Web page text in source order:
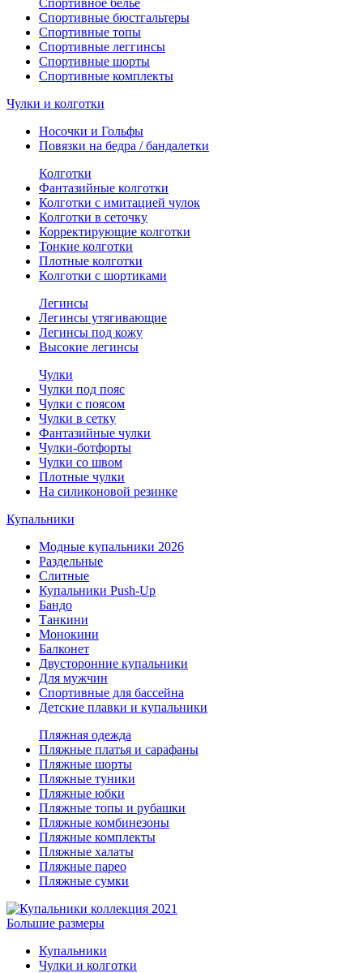
Спортивное белье
Спортивные бюстгальтеры
Спортивные топы
Спортивные леггинсы
Спортивные шорты
Спортивные комплекты
Чулки и колготки
Носочки и Гольфы
Повязки на бедра / бандалетки
Колготки
Фантазийные колготки
Колготки с имитацией чулок
Колготки в сеточку
Корректирующие колготки
Тонкие колготки
Плотные колготки
Колготки с шортиками
Легинсы
Легинсы утягивающие
Легинсы под кожу
Высокие легинсы
Чулки
Чулки под пояс
Чулки с поясом
Чулки в сетку
Фантазийные чулки
Чулки-ботфорты
Чулки со швом
Плотные чулки
На силиконовой резинке
Купальники
Модные купальники 2026
Раздельные
Слитные
Купальники Push-Up
Бандо
Танкини
Монокини
Балконет
Двусторонние купальники
Для мужчин
Спортивные для бассейна
Детские плавки и купальники
Пляжная одежда
Пляжные платья и сарафаны
Пляжные шорты
Пляжные туники
Пляжные юбки
Пляжные топы и рубашки
Пляжные комбинезоны
Пляжные комплекты
Пляжные халаты
Пляжные парео
Пляжные сумки
Большие размеры
Купальники
Чулки и колготки